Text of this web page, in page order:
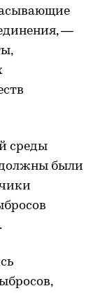
—
среды
были